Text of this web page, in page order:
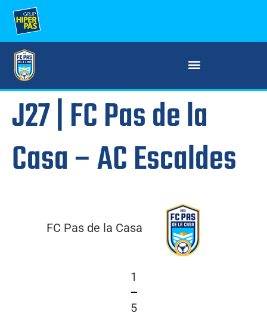
J27 | FC Pas de la
Casa – AC Escaldes
FC Pas de la Casa
1
—
5